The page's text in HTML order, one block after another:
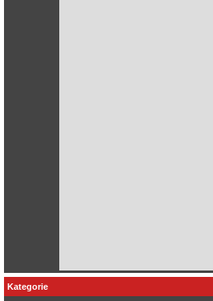
Kategorie